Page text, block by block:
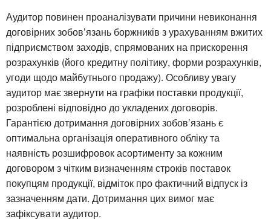
Аудитор повинен проаналізувати причини невиконання
договірних зобов’язань боржників з урахуванням вжитих
підприємством заходів, спрямованих на прискорення
розрахунків (його кредитну політику, форми розрахунків,
угоди щодо майбутнього продажу). Особливу увагу
аудитор має звернути на графіки поставки продукції,
розроблені відповідно до укладених договорів.
Гарантією дотримання договірних зобов’язань є
оптимальна організація оперативного обліку та
наявність розшифровок асортименту за кожним
договором з чітким визначенням строків поставок
покупцям продукції, відміток про фактичний відпуск із
зазначенням дати. Дотримання цих вимог має
зафіксувати аудитор.